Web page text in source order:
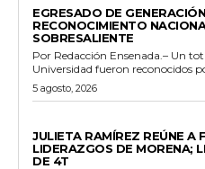
EGRESADO DE
RECONOCIMIENTO
SOBRESALIENTE
Por Redacción Ensenada.– Un
Universidad fueron reconocidos
5 agosto, 2026
JULIETA RAMÍREZ REÚNE A
LIDERAZGOS DE MORENA;
DE 4T